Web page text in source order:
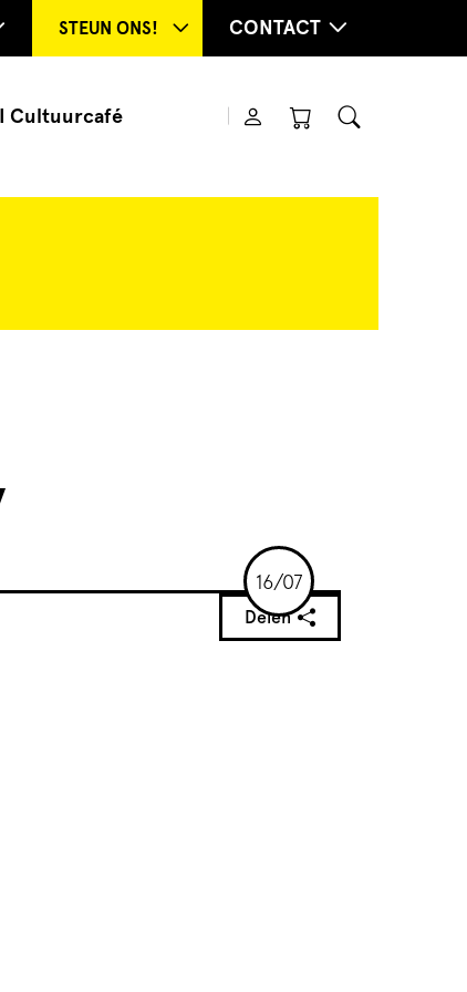
STEUN ONS! CONTACT
Cultuurcafé
16/07
Delen